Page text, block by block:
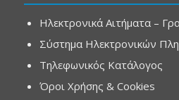
Ηλεκτρονικά Αιτήματα –
Σύστημα Ηλεκτρονικών
Τηλεφωνικός Κατάλογος
Όροι Χρήσης & Cookies